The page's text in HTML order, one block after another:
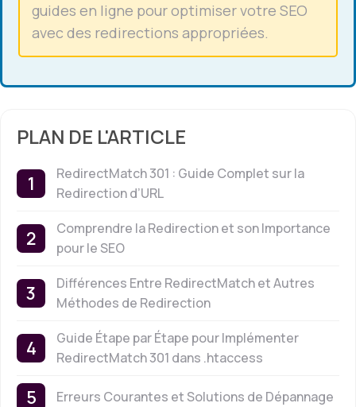
guides en ligne pour optimiser votre SEO
avec des redirections appropriées.
PLAN DE L'ARTICLE
RedirectMatch 301 : Guide Complet sur la
Redirection d’URL
Comprendre la Redirection et son Importance
pour le SEO
Différences Entre RedirectMatch et Autres
Méthodes de Redirection
Guide Étape par Étape pour Implémenter
RedirectMatch 301 dans .htaccess
Erreurs Courantes et Solutions de Dépannage